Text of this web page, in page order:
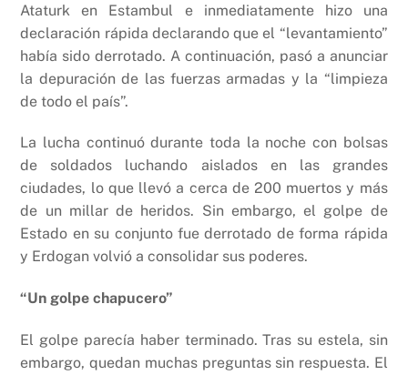
Ataturk en Estambul e inmediatamente hizo una
declaración rápida declarando que el “levantamiento”
había sido derrotado. A continuación, pasó a anunciar
la depuración de las fuerzas armadas y la “limpieza
de todo el país”.
La lucha continuó durante toda la noche con bolsas
de soldados luchando aislados en las grandes
ciudades, lo que llevó a cerca de 200 muertos y más
de un millar de heridos. Sin embargo, el golpe de
Estado en su conjunto fue derrotado de forma rápida
y Erdogan volvió a consolidar sus poderes.
“Un golpe chapucero”
El golpe parecía haber terminado. Tras su estela, sin
embargo, quedan muchas preguntas sin respuesta. El